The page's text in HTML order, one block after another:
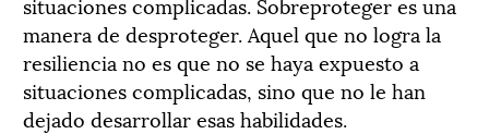
manera de desproteger. Aquel que no logra la
resiliencia no es que no se haya expuesto a
situaciones complicadas, sino que no le han
dejado desarrollar esas habilidades.